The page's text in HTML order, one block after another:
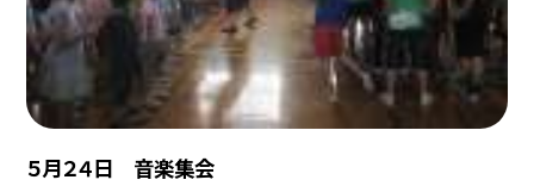
５月２４日 音楽集会